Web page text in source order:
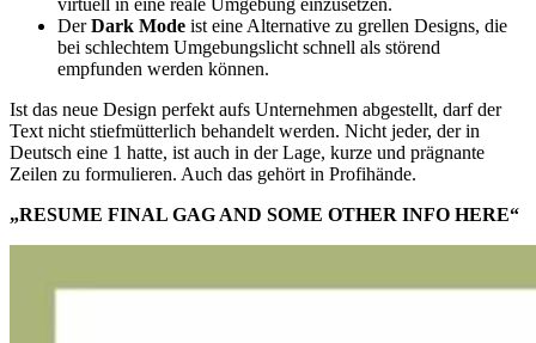
DerDark Mode ist eine Alternative zu grellen Designs, die
bei schlechtem Umgebungslicht schnell als störend
empfunden werden können.
Ist das neue Design perfekt aufs Unternehmen abgestellt, darf der
Text nicht stiefmütterlich behandelt werden. Nicht jeder, der in
Deutsch eine 1 hatte, ist auch in der Lage, kurze und prägnante
Zeilen zu formulieren. Auch das gehört in Profihände.
„RESUME FINAL GAG AND SOME OTHER INFO HERE“